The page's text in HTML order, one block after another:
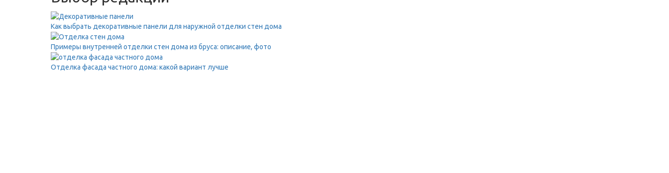
Как выбрать декоративные панели для наружной отделки стен дома
Примеры внутренней отделки стен дома из бруса: описание, фото
Отделка фасада частного дома: какой вариант лучше